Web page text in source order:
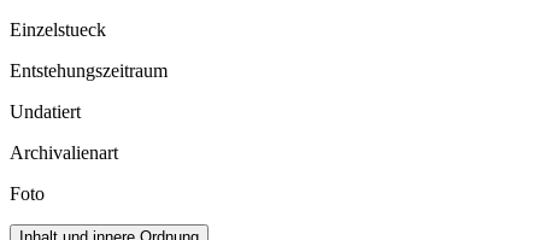
Einzelstueck
Entstehungszeitraum
Undatiert
Archivalienart
Foto